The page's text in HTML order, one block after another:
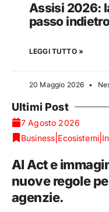
Assisi 2026:
passo
LEGGI TUTTO »
20 Maggio 2026
Ultimi Post
7 Agosto 2026
Business Ecosistemi|
AI Act e
nuove regole
agenzie.